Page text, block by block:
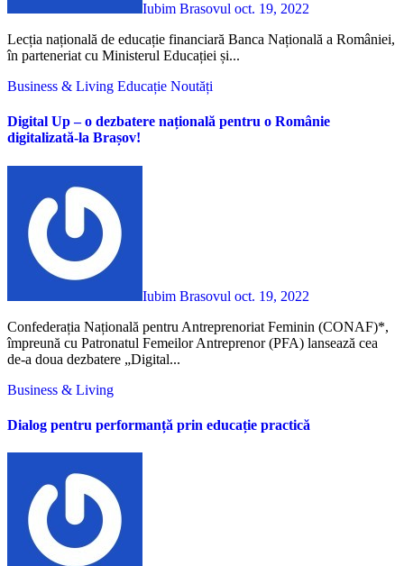
Iubim Brasovul oct. 19, 2022
Lecția națională de educație financiară Banca Națională a României,
în parteneriat cu Ministerul Educației și...
Business & Living Educație Noutăți
Digital Up – o dezbatere națională pentru o Românie
digitalizată-la Brașov!
Iubim Brasovul oct. 19, 2022
Confederația Națională pentru Antreprenoriat Feminin (CONAF)*,
împreună cu Patronatul Femeilor Antreprenor (PFA) lansează cea
de-a doua dezbatere „Digital...
Business & Living
Dialog pentru performanță prin educație practică